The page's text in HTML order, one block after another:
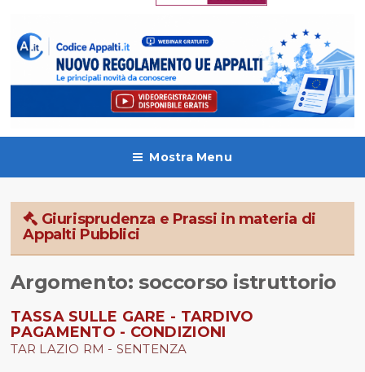
Mostra Menu
Giurisprudenza e Prassi in materia di
Appalti Pubblici
Argomento: soccorso istruttorio
TASSA SULLE GARE - TARDIVO
PAGAMENTO - CONDIZIONI
TAR LAZIO RM - SENTENZA